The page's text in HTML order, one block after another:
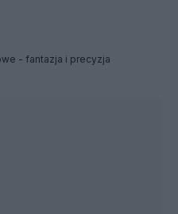
- fantazja i precyzja